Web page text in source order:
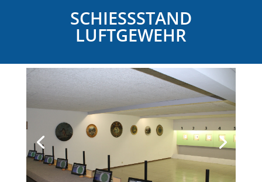
SCHIESSSTAND L
UFTGEWEHR